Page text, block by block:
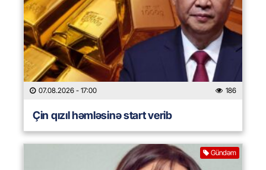
07.08.2026 - 17:00 186
Çin qızıl həmləsinə start verib
Gündəm